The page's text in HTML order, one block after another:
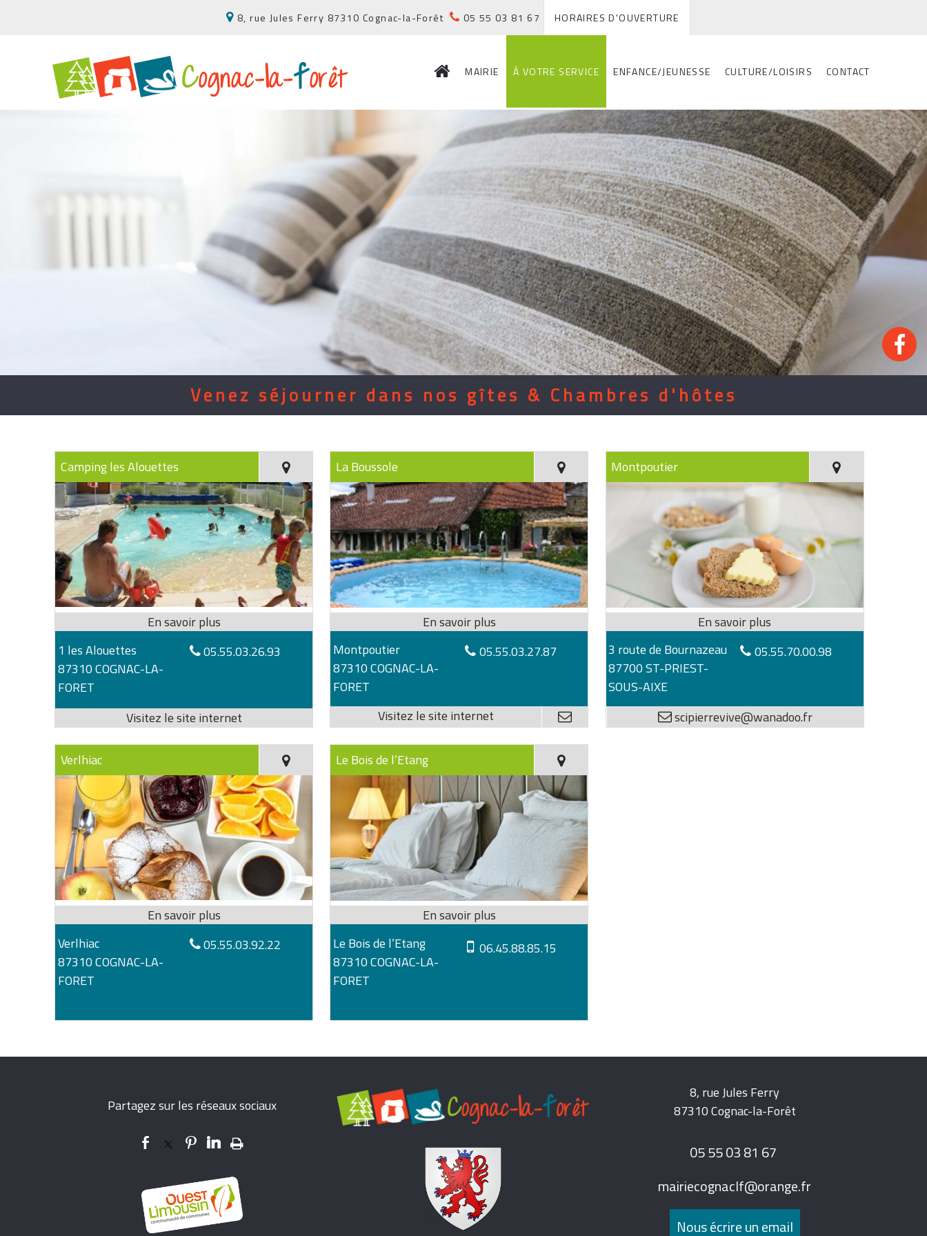
8, rue Jules Ferry 87310 Cognac-la-Forêt 05 55 03 81 67 HORAIRES D'OUVERTURE
MAIRIE À VOTRE SERVICE ENFANCE/JEUNESSE CULTURE/LOISIRS CONTACT
Venez séjourner dans nos gîtes & Chambres d'hôtes
Camping les Alouettes
1 les Alouettes
87310 COGNAC-LA-
FORET
05.55.03.26.93
La Boussole
Montpoutier
87310 COGNAC-LA-
FORET
05.55.03.27.87
Montpoutier
3 route de Bournazeau
87700 ST-PRIEST-
SOUS-AIXE
05.55.70.00.98
scipierrevive@wanadoo.fr
Verlhiac
Verlhiac
87310 COGNAC-LA-
FORET
05.55.03.92.22
Le Bois de l’Etang
Le Bois de l’Etang
87310 COGNAC-LA-
FORET
06.45.88.85.15
Partagez sur les réseaux sociaux
8, rue Jules Ferry
87310 Cognac-la-Forêt
05 55 03 81 67
mairiecognaclf@orange.fr
Nous écrire un email